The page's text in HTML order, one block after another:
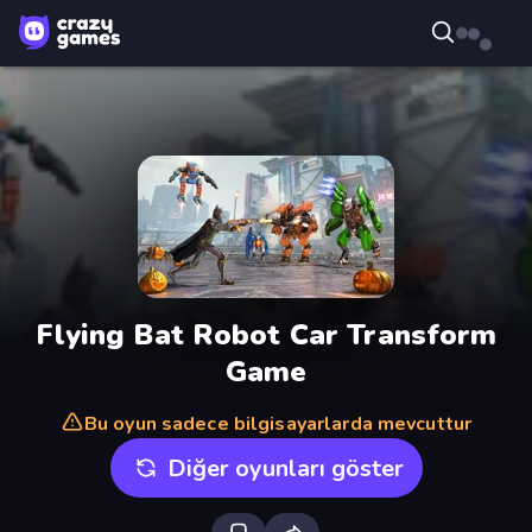
Flying Bat Robot Car Transform
Game
Bu oyun sadece bilgisayarlarda mevcuttur
Diğer oyunları göster